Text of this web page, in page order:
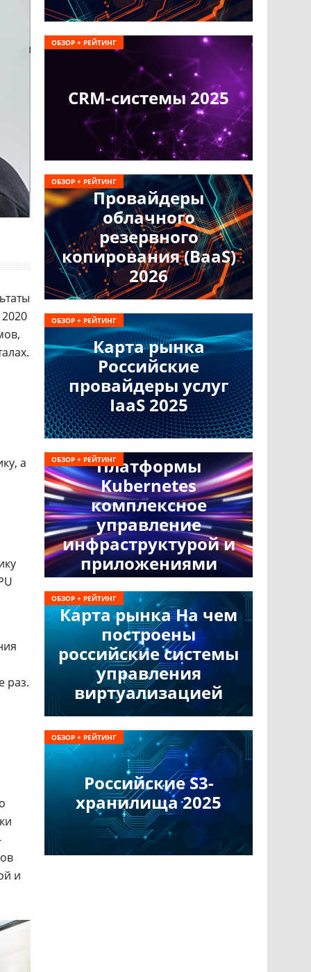
а
раз.
и
CRM-системы 2025
ОБЗОР + РЕЙТИНГ
Провайдеры
облачного
резервного
копирования (BaaS)
2026
ОБЗОР + РЕЙТИНГ
Карта рынка
Российские
провайдеры услуг
IaaS 2025
ОБЗОР + РЕЙТИНГ
Платформы
Kubernetes
комплексное
управление
инфраструктурой и
приложениями
ОБЗОР + РЕЙТИНГ
Карта рынка На чем
построены
российские системы
управления
виртуализацией
ОБЗОР + РЕЙТИНГ
Российские S3-
хранилища 2025
ОБЗОР + РЕЙТИНГ